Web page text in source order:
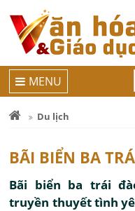
MENU
Du lịch
BÃI BIỂN BA
Bãi biển ba trái
truyền thuyết tình